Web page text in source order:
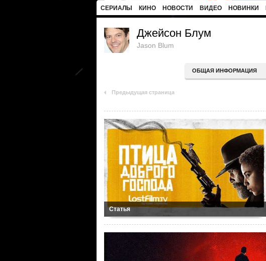
СЕРИАЛЫ КИНО НОВОСТИ ВИДЕО НОВИНКИ
Джейсон Блум
Jason Blum
ОБЩАЯ ИНФОРМАЦИЯ
Предыдущая страница
Статья